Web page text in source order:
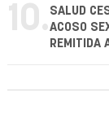
10. SALUD
ACOSO
REMITIDA